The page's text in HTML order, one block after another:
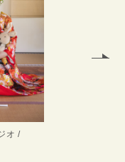
オ /